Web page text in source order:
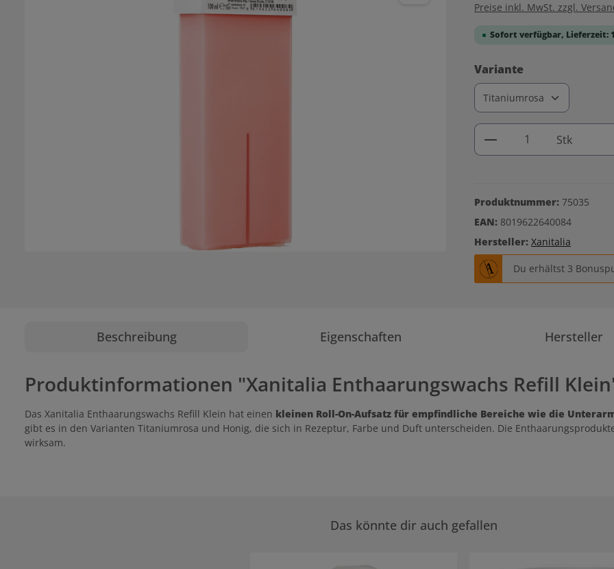
Preise inkl. MwSt. zzgl.
Sofort verfügbar, Lieferzeit:
Variante
Produkt Anzahl:
Stk
Produktnummer: 75035
EAN: 8019622640084
Hersteller: Xanitalia
Du erhältst 3
Beschreibung Eigenschaften Hersteller
Produktinformationen "Xanitalia Enthaarungswachs Refill
Das Xanitalia Enthaarungswachs Refill Klein hat einen kleinen Roll-On-Aufsatz für empfindliche Bereiche wie die
gibt es in den Varianten Titaniumrosa und Honig, die sich in Rezeptur, Farbe und Duft unterscheiden. Die
wirksam.
Das könnte dir auch gefallen